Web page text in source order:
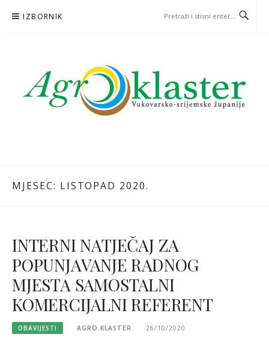
IZBORNIK
MJESEC: LISTOPAD 2020.
INTERNI NATJEČAJ ZA
POPUNJAVANJE RADNOG
MJESTA SAMOSTALNI
KOMERCIJALNI REFERENT
OBAVIJESTI AGRO.KLASTER 26/10/2020